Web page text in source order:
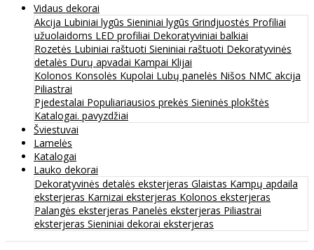
Vidaus dekorai
Akcija Lubiniai lygūs Sieniniai lygūs Grindjuostės Profiliai
užuolaidoms LED profiliai Dekoratyviniai balkiai
Rozetės Lubiniai raštuoti Sieniniai raštuoti Dekoratyvinės
detalės Durų apvadai Kampai Klijai
Kolonos Konsolės Kupolai Lubų panelės Nišos NMC akcija
Piliastrai
Pjedestalai Populiariausios prekės Sieninės plokštės
Katalogai. pavyzdžiai
Šviestuvai
Lamelės
Katalogai
Lauko dekorai
Dekoratyvinės detalės eksterjeras Glaistas Kampų apdaila
eksterjeras Karnizai eksterjeras Kolonos eksterjeras
Palangės eksterjeras Panelės eksterjeras Piliastrai
eksterjeras Sieniniai dekorai eksterjeras